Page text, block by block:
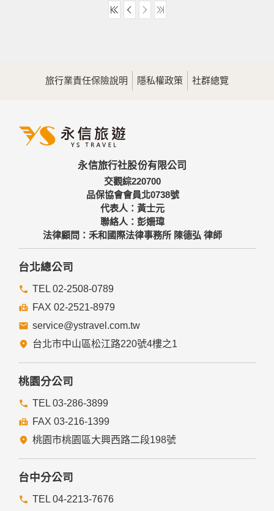
旅行業責任保險說明 隱私權政策 社群總覽
永信旅行社股份有限公司
交觀綜220700
品保協會會員北0738號
代表人：黃士元
聯絡人：彭姍瑋
法律顧問：禾和國際法律事務所 陳德弘 律師
台北總公司
TEL 02-2508-0789
FAX 02-2521-8979
service@ystravel.com.tw
台北市中山區松江路220號4樓之1
桃園分公司
TEL 03-286-3899
FAX 03-216-1399
桃園市桃園區大興西路二段198號
台中分公司
TEL 04-2213-7676